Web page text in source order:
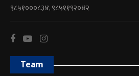
९८५१०००८३४, ९८५११९२०४२
Team